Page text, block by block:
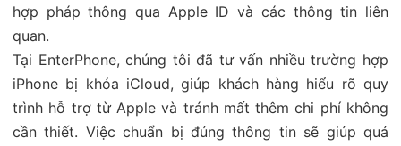
hợp pháp thông qua Apple ID và các thông tin liên
quan.
Tại EnterPhone, chúng tôi đã tư vấn nhiều trường hợp
iPhone bị khóa iCloud, giúp khách hàng hiểu rõ quy
trình hỗ trợ từ Apple và tránh mất thêm chi phí không
cần thiết. Việc chuẩn bị đúng thông tin sẽ giúp quá